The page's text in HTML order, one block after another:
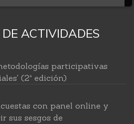
ACTIVIDADES
participativas
(2ª edición)
con panel online y
sus sesgos de